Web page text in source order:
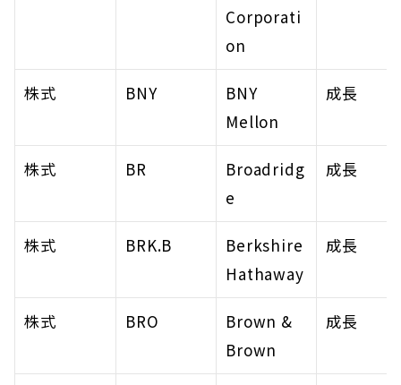
Corporati
on
株式 BNY
BNY
Mellon
成長
株式 BR
Broadridg
e
成長
株式 BRK.B
Berkshire
Hathaway
成長
株式 BRO
Brown &
Brown
成長